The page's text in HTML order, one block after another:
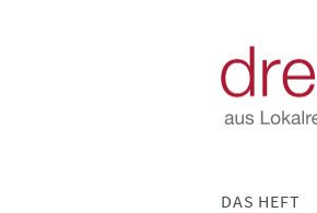
DAS HEFT